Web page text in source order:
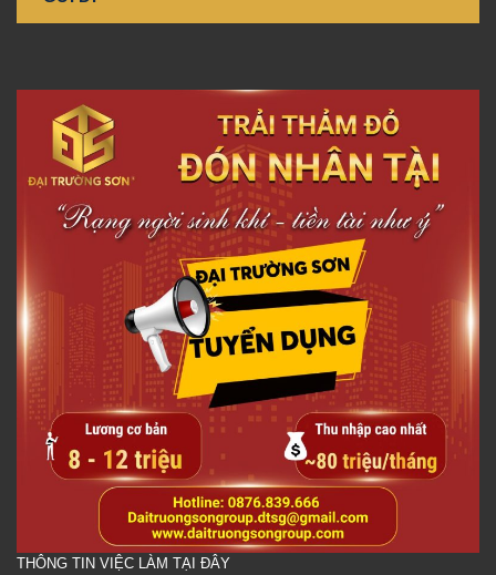
THÔNG TIN VIỆC LÀM TẠI ĐÂY